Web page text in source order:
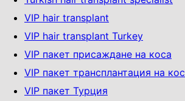
VIP hair transplant
VIP hair transplant Turkey
VIP пакет присаждане на коса
VIP пакет трансплантация на
VIP пакет Турция